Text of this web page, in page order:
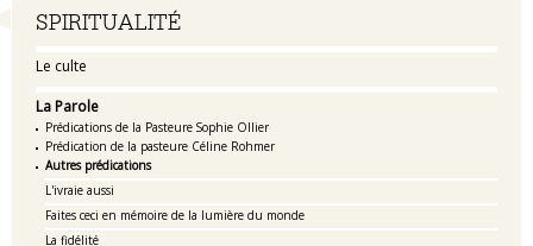
Navigation
SPIRITUALITÉ
Le culte
La Parole
Prédications de la Pasteure Sophie Ollier
Prédication de la pasteure Céline Rohmer
Autres prédications
L'ivraie aussi
Faites ceci en mémoire de la lumière du monde
La fidélité